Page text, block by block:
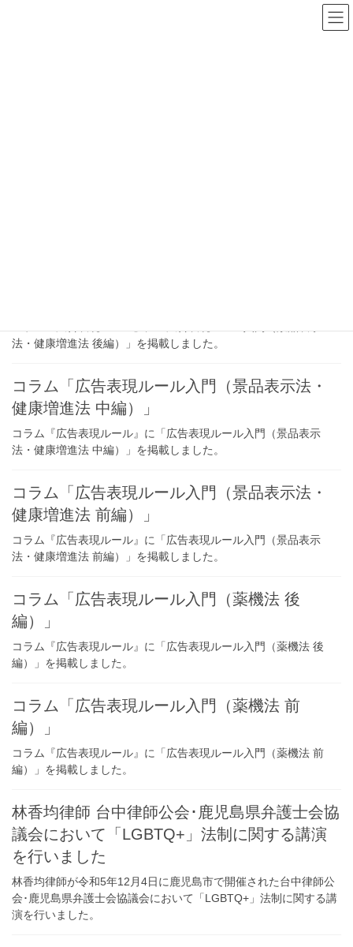
法・健康増進法 後編）」を掲載しました。
コラム「広告表現ルール入門（景品表示法・
健康増進法 中編）」
コラム『広告表現ルール』に「広告表現ルール入門（景品表示
法・健康増進法 中編）」を掲載しました。
コラム「広告表現ルール入門（景品表示法・
健康増進法 前編）」
コラム『広告表現ルール』に「広告表現ルール入門（景品表示
法・健康増進法 前編）」を掲載しました。
コラム「広告表現ルール入門（薬機法 後
編）」
コラム『広告表現ルール』に「広告表現ルール入門（薬機法 後
編）」を掲載しました。
コラム「広告表現ルール入門（薬機法 前
編）」
コラム『広告表現ルール』に「広告表現ルール入門（薬機法 前
編）」を掲載しました。
林香均律師 台中律師公会･鹿児島県弁護士会協
議会において「LGBTQ+」法制に関する講演
を行いました
林香均律師が令和5年12月4日に鹿児島市で開催された台中律師公
会･鹿児島県弁護士会協議会において「LGBTQ+」法制に関する講
演を行いました。